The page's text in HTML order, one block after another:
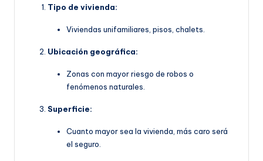
Tipo de vivienda:
Viviendas unifamiliares, pisos, chalets.
Ubicación geográfica:
Zonas con mayor riesgo de robos o
fenómenos naturales.
Superficie:
Cuanto mayor sea la vivienda, más caro será
el seguro.